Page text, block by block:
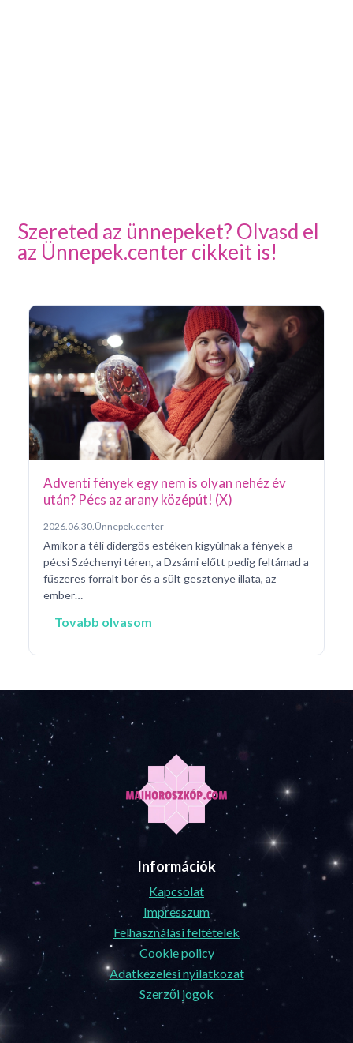
Szereted az ünnepeket? Olvasd el
az Ünnepek.center cikkeit is!
Adventi fények egy nem is olyan nehéz év
után? Pécs az arany középút! (X)
2026.06.30. Ünnepek.center
Amikor a téli didergős estéken kigyúlnak a fények a
pécsi Széchenyi téren, a Dzsámi előtt pedig feltámad a
fűszeres forralt bor és a sült gesztenye illata, az
ember…
Tovabb olvasom
Információk
Kapcsolat
Impresszum
Felhasználási feltételek
Cookie policy
Adatkezelési nyilatkozat
Szerzői jogok